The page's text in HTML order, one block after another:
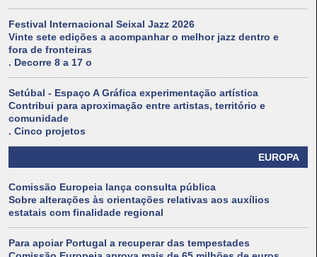
Festival Internacional Seixal Jazz 2026
Vinte sete edições a acompanhar o melhor jazz dentro e
fora de fronteiras
. Decorre 8 a 17 o
Setúbal - Espaço A Gráfica experimentação artística
Contribui para aproximação entre artistas, território e
comunidade
. Cinco projetos
EUROPA
Comissão Europeia lança consulta pública
Sobre alterações às orientações relativas aos auxílios
estatais com finalidade regional
Para apoiar Portugal a recuperar das tempestades